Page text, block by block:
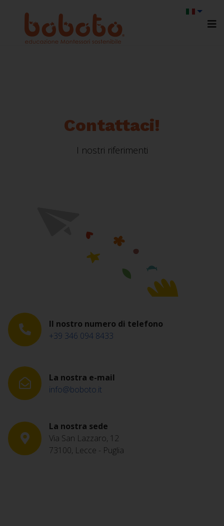
Contattaci!
I nostri riferimenti
Il nostro numero di telefono
+39 346 094 8433
La nostra e-mail
info@boboto.it
La nostra sede
Via San Lazzaro, 12
73100, Lecce - Puglia